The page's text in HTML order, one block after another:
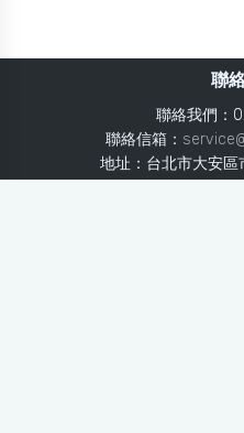
聯
聯絡我們：
聯絡信箱：
地址：台北市大安區